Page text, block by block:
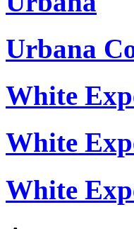
Urbana
White
White
White